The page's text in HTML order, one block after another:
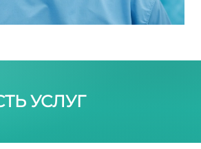
УСЛУГ